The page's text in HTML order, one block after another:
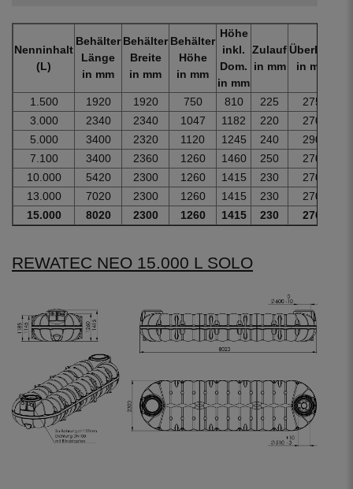
Nenninhalt
(L)
Behälter
Länge
in mm
Behälter
Breite
in mm
Behälter
Höhe
in mm
Höhe
inkl.
Dom.
in mm
Zulauf
in mm
Überlauf
in mm
1.500 1920 1920 750 810 225
275
3.000
2340 2340 1047 1182 220 270
5.000
3400 2320 1120 1245 240 290
7.100
3400 2360 1260 1460 250 270
10.000
5420 2300 1260 1415 230 270
13.000
7020 2300 1260 1415 230 270
15.000
8020 2300 1260 1415 230 270
REWATEC NEO 15.000 L SOLO